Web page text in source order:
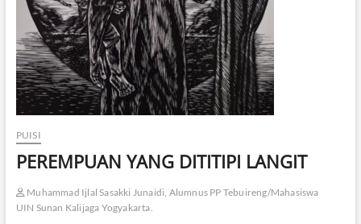
PUISI
PEREMPUAN YANG DITITIPI LANGIT
Muhammad Ijlal Sasakki Junaidi, Alumnus PP Tebuireng/Mahasiswa
UIN Sunan Kalijaga Yogyakarta.